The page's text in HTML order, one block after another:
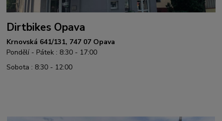
Dirtbikes Opava
Krnovská 641/131, 747 07 Opava
Pondělí - Pátek : 8:30 - 17:00
Sobota : 8:30 - 12:00